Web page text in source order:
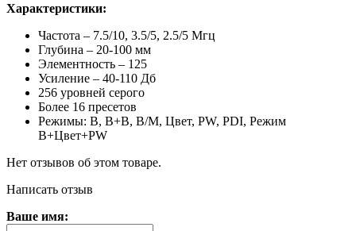
Характеристики:
Частота – 7.5/10, 3.5/5, 2.5/5 Мгц
Глубина – 20-100 мм
Элементность – 125
Усиление – 40-110 Дб
256 уровней серого
Более 16 пресетов
Режимы: B, B+B, B/M, Цвет, PW, PDI, Режим
B+Цвет+PW
Нет отзывов об этом товаре.
Написать отзыв
Ваше имя: